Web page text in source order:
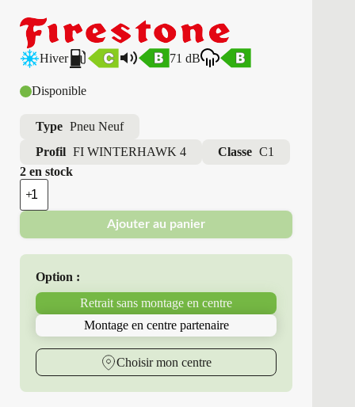
Hiver 71 dB
Disponible
Type Pneu Neuf
Profil FI WINTERHAWK 4 Classe C1
2 en stock
quantité
de
Firestone
Pneus
Neufs
195/55R16
WINTERHAWK
Ajouter au panier
Option :
Retrait sans montage en centre
Montage en centre partenaire
Choisir mon centre